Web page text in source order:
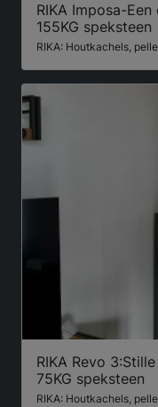
RIKA Imposa-
155KG speksteen
RIKA: Houtkachels,
RIKA Revo
75KG speksteen
RIKA: Houtkachels,